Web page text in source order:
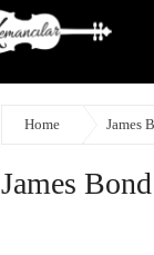
Home James
James